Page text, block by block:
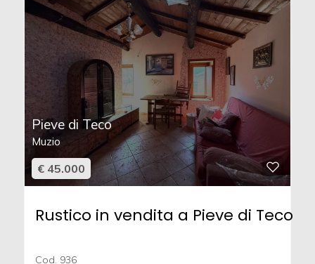
Pieve di Teco
Muzio
€ 45.000
Rustico in vendita a Pieve di Teco
Cod. 936